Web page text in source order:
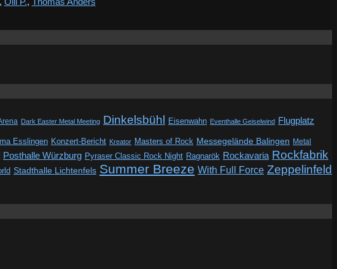
Dark Easter Metal Meeting Dinkelsbühl Eisenwahn Eventhalle Geiselwind Flugplatz
Esslingen Konzert-Bericht Kreator Masters of Rock Messegelände Balingen Metal
Posthalle Würzburg Pyraser Classic Rock Night Ragnarök Rockavaria Rockfabrik
Stadthalle Lichtenfels Summer Breeze With Full Force Zeppelinfeld